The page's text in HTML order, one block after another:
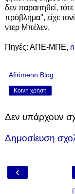
δεν παραιτηθεί,
πρόβλημα", είχε
ντερ Μπέλεν.
Πηγές: ΑΠΕ-ΜΠΕ,
Afirimeno Blog
Κοινή χρήση
Δεν υπάρχουν
Δημοσίευση
‹